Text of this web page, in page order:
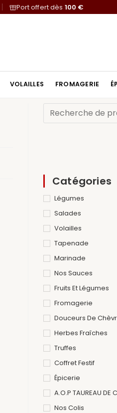
Port offert dès 100 €
VOLAILLES FROMAGERIE
Catégories
Légumes
Salades
Volailles
Tapenade
Marinade
Nos Sauces
Fruits Et Légumes
Fromagerie
Douceurs De
Herbes Fraîches
Truffes
Coffret Festif
Épicerie
A.O.P TAUREAU DE
Nos Colis